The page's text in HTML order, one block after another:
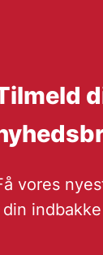
vores
din